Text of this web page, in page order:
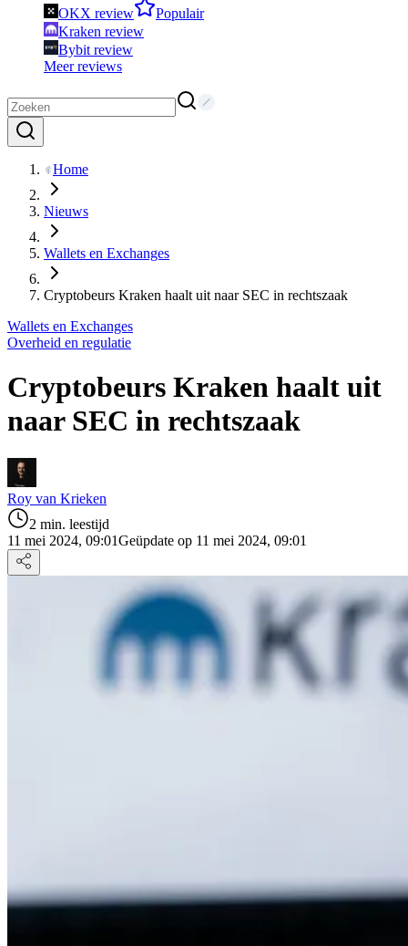
OKX review
Populair
Kraken review
Bybit review
Meer reviews
Home
Nieuws
Wallets en Exchanges
Cryptobeurs Kraken haalt uit naar SEC in rechtszaak
Wallets en Exchanges
Overheid en regulatie
Cryptobeurs Kraken haalt uit
naar SEC in rechtszaak
Roy van Krieken
2 min. leestijd
11 mei 2024, 09:01Geüpdate op 11 mei 2024, 09:01